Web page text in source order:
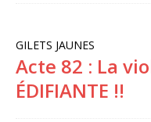
GILETS JAUNES
Acte 82 : La
ÉDIFIANTE !!